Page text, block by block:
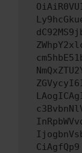
CiAgfQp9